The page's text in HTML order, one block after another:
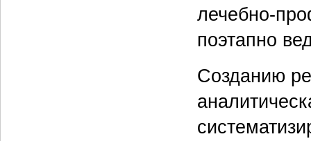
лечебно-
поэтапно
Созданию